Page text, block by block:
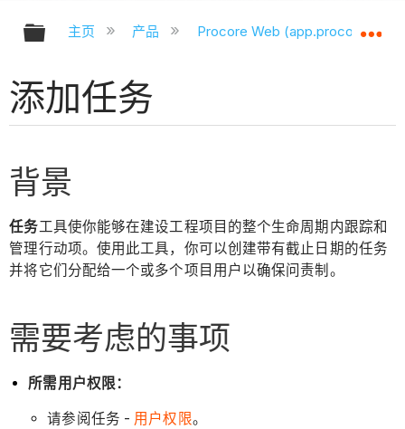
扩展/隐缩全局层次
主页 产品 Procore Web
添加任务
背景
任务工具使你能够在建设工程项目的整个生命周期内跟踪和
管理行动项。使用此工具，你可以创建带有截止日期的任务
并将它们分配给一个或多个项目用户以确保问责制。
需要考虑的事项
所需用户权限：
请参阅任务 - 用户权限。